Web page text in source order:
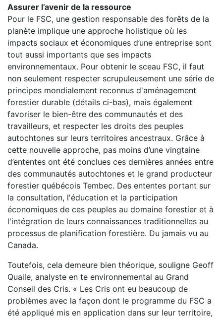
Assurer l’avenir de la ressource
Pour le FSC, une gestion responsable des forêts de la
planète implique une approche holistique où les
impacts sociaux et économiques d’une entreprise sont
tout aussi importants que ses impacts
environnementaux. Pour obtenir le sceau FSC, il faut
non seulement respecter scrupuleusement une série de
principes mondialement reconnus d'aménagement
forestier durable (détails ci-bas), mais également
favoriser le bien-être des communautés et des
travailleurs, et respecter les droits des peuples
autochtones sur leurs territoires ancestraux. Grâce à
cette nouvelle approche, pas moins d’une vingtaine
d’ententes ont été conclues ces dernières années entre
des communautés autochtones et le grand producteur
forestier québécois Tembec. Des ententes portant sur
la consultation, l'éducation et la participation
économiques de ces peuples au domaine forestier et à
l'intégration de leurs connaissances traditionnelles au
processus de planification forestière. Du jamais vu au
Canada.
Toutefois, cela demeure bien théorique, souligne Geoff
Quaile, analyste en te environnemental au Grand
Conseil des Cris. « Les Cris ont eu beaucoup de
problèmes avec la façon dont le programme du FSC a
été appliqué mis en application dans sur leur territoire,